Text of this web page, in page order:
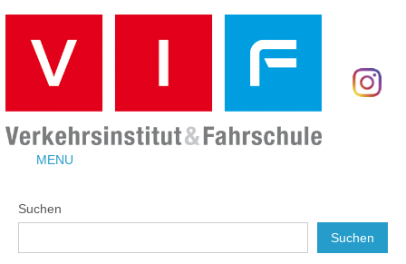
MENU
Suchen
Suchen